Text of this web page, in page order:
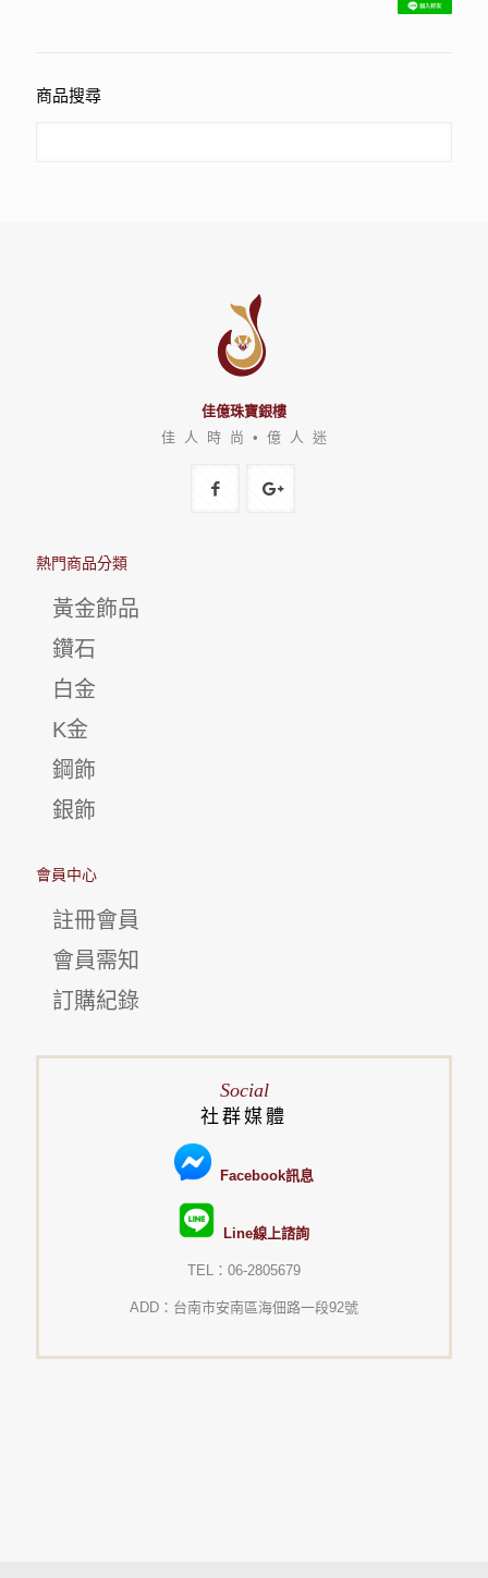
商品搜尋
佳億珠寶銀樓
佳 人 時 尚 • 億 人 迷
熱門商品分類
黃金飾品
鑽石
白金
K金
鋼飾
銀飾
會員中心
註冊會員
會員需知
訂購紀錄
Social
社群媒體
Facebook訊息
Line線上諮詢
TEL：06-2805679
ADD：台南市安南區海佃路一段92號